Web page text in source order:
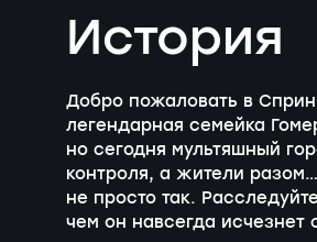
История
Добро пожаловать в
легендарная семейка
но сегодня мультяшный
контроля, а жители разом…
не просто так.
чем он навсегда исчезнет